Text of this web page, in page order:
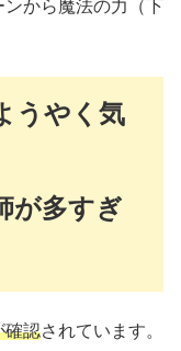
から魔法の力（下
うやく気
が多すぎ
確認されています。